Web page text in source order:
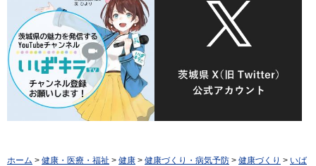
ホーム > 健康・医療・福祉 > 健康 > 健康づくり・病気予防 > 健康づくり > いば